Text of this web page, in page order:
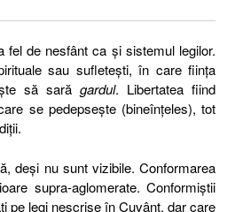
fel de nesfânt ca şi sistemul legilor.
sau sufleteşti, în care fiinţa
să sară gardul. Libertatea fiind
se pedepseşte (bineînţeles), tot
deşi nu sunt vizibile. Conformarea
supra-aglomerate. Conformiştii
pe legi nescrise în Cuvânt, dar care